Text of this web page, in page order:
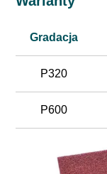
Gradacja
P320
P600